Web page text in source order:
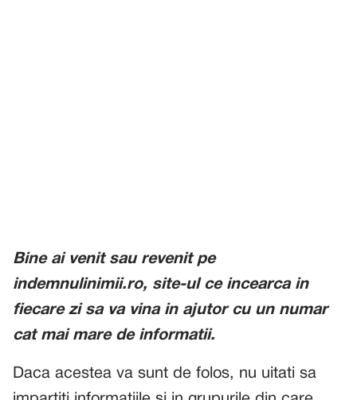
Bine ai venit sau revenit pe
indemnulinimii.ro, site-ul ce incearca in
fiecare zi sa va vina in ajutor cu un numar
cat mai mare de informatii.
Daca acestea va sunt de folos, nu uitati sa